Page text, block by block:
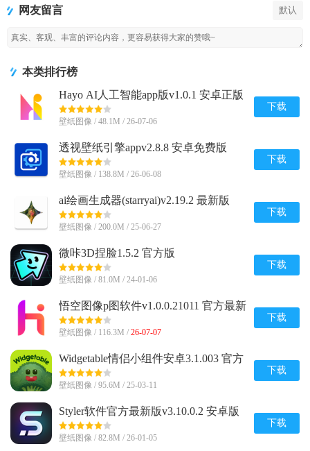
网友留言 默认
本类排行榜
Hayo AI人工智能app版v1.0.1 安卓正版
壁纸图像 / 48.1M / 26-07-06
下载
透视壁纸引擎appv2.8.8 安卓免费版
壁纸图像 / 138.8M / 26-06-08
下载
ai绘画生成器(starryai)v2.19.2 最新版
壁纸图像 / 200.0M / 25-06-27
下载
微咔3D捏脸1.5.2 官方版
壁纸图像 / 81.0M / 24-01-06
下载
悟空图像p图软件v1.0.0.21011 官方最新
版
壁纸图像 / 116.3M / 26-07-07
下载
Widgetable情侣小组件安卓3.1.003 官方
手机最新版
壁纸图像 / 95.6M / 25-03-11
下载
Styler软件官方最新版v3.10.0.2 安卓版
壁纸图像 / 82.8M / 26-01-05
下载